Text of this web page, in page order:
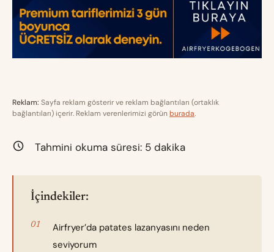
Reklam: Sayfa reklam gösterir ve reklam bağlantıları (ortaklık
bağlantıları) içerir. Reklam verenlerimizi görün burada.
Tahmini okuma süresi: 5 dakika
İçindekiler:
Airfryer’da patates lazanyasını neden
seviyorum